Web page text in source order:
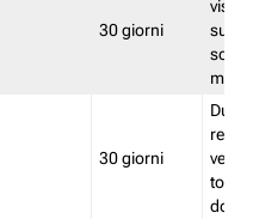
30 giorni
visto
30 giorni
torna
dopo